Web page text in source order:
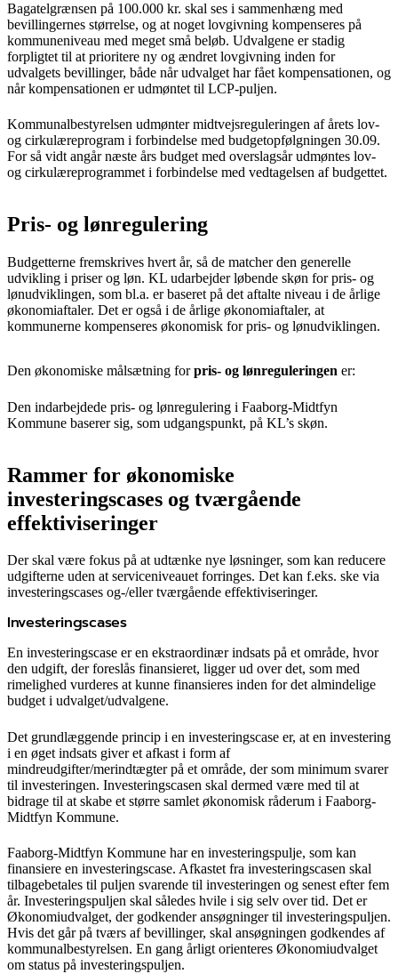
Bagatelgrænsen på 100.000 kr. skal ses i sammenhæng med
bevillingernes størrelse, og at noget lovgivning kompenseres på
kommuneniveau med meget små beløb. Udvalgene er stadig
forpligtet til at prioritere ny og ændret lovgivning inden for
udvalgets bevillinger, både når udvalget har fået kompensationen, og
når kompensationen er udmøntet til LCP-puljen.
Kommunalbestyrelsen udmønter midtvejsreguleringen af årets lov-
og cirkulæreprogram i forbindelse med budgetopfølgningen 30.09.
For så vidt angår næste års budget med overslagsår udmøntes lov-
og cirkulæreprogrammet i forbindelse med vedtagelsen af budgettet.
Pris- og lønregulering
Budgetterne fremskrives hvert år, så de matcher den generelle
udvikling i priser og løn. KL udarbejder løbende skøn for pris- og
lønudviklingen, som bl.a. er baseret på det aftalte niveau i de årlige
økonomiaftaler. Det er også i de årlige økonomiaftaler, at
kommunerne kompenseres økonomisk for pris- og lønudviklingen.
Den økonomiske målsætning forpris- og lønreguleringen er:
Den indarbejdede pris- og lønregulering i Faaborg-Midtfyn
Kommune baserer sig, som udgangspunkt, på KL’s skøn.
Rammer for økonomiske
investeringscases og tværgående
effektiviseringer
Der skal være fokus på at udtænke nye løsninger, som kan reducere
udgifterne uden at serviceniveauet forringes. Det kan f.eks. ske via
investeringscases og-/eller tværgående effektiviseringer.
Investeringscases
En investeringscase er en ekstraordinær indsats på et område, hvor
den udgift, der foreslås finansieret, ligger ud over det, som med
rimelighed vurderes at kunne finansieres inden for det almindelige
budget i udvalget/udvalgene.
Det grundlæggende princip i en investeringscase er, at en investering
i en øget indsats giver et afkast i form af
mindreudgifter/merindtægter på et område, der som minimum svarer
til investeringen. Investeringscasen skal dermed være med til at
bidrage til at skabe et større samlet økonomisk råderum i Faaborg-
Midtfyn Kommune.
Faaborg-Midtfyn Kommune har en investeringspulje, som kan
finansiere en investeringscase. Afkastet fra investeringscasen skal
tilbagebetales til puljen svarende til investeringen og senest efter fem
år. Investeringspuljen skal således hvile i sig selv over tid. Det er
Økonomiudvalget, der godkender ansøgninger til investeringspuljen.
Hvis det går på tværs af bevillinger, skal ansøgningen godkendes af
kommunalbestyrelsen. En gang årligt orienteres Økonomiudvalget
om status på investeringspuljen.